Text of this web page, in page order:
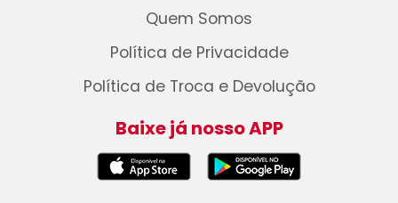
Quem Somos
Política de Privacidade
Política de Troca e Devolução
Baixe já nosso APP